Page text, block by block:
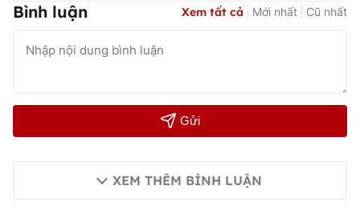
Bình luận Xem tất cả Mới nhất Cũ nhất
Gửi
XEM THÊM BÌNH LUẬN